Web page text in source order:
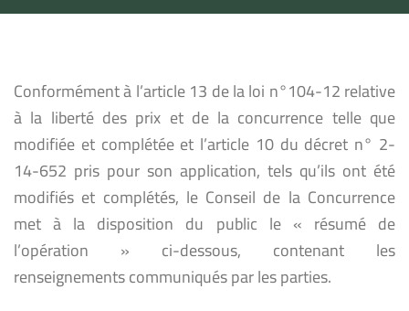
Conformément à l’article 13 de la loi n°104-12 relative
à la liberté des prix et de la concurrence telle que
modifiée et complétée et l’article 10 du décret n° 2-
14-652 pris pour son application, tels qu’ils ont été
modifiés et complétés, le Conseil de la Concurrence
met à la disposition du public le « résumé de
l’opération » ci-dessous, contenant les
renseignements communiqués par les parties.